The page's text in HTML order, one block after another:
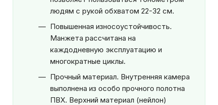
людям с рукой обхватом 22-32 см.
Повышенная износоустойчивость.
Манжета рассчитана на
каждодневную эксплуатацию и
многократные циклы.
Прочный материал. Внутренняя камера
выполнена из особо прочного полотна
ПВХ. Верхний материал (нейлон)